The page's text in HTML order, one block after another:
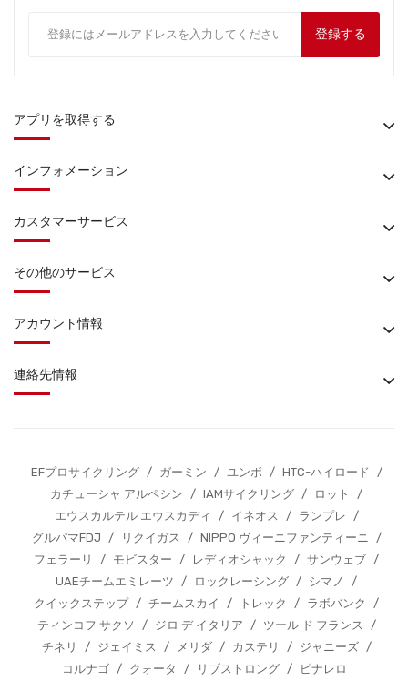
登録する
アプリを取得する
インフォメーション
カスタマーサービス
その他のサービス
アカウント情報
連絡先情報
EFプロサイクリング / ガーミン / ユンボ / HTC-ハイロード
/
カチューシャ アルペシン
/ IAMサイクリング / ロット
/
エウスカルテル エウスカディ
/ イネオス / ランプレ
/
グルパマFDJ
/ リクイガス / NIPPO ヴィーニファンティーニ
/
フェラーリ
/ モビスター / レディオシャック / サンウェブ /
UAEチームエミレーツ
/ ロックレーシング / シマノ
/
クイックステップ / チームスカイ / トレック / ラボバンク
/
ティンコフ サクソ
/ ジロ デ イタリア / ツール ド フランス
/
チネリ
/ ジェイミス / メリダ / カステリ / ジャニーズ
/
コルナゴ
/ クォータ / リブストロング / ピナレロ